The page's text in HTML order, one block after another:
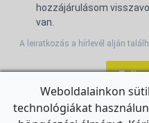
hozzájárulásom
van.
A leiratkozás a hírlevél alján
Weboldalainkon
technológiákat